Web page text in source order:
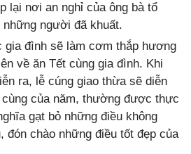
lại nơi an nghỉ của ông bà tổ
người đã khuất.
gia đình sẽ làm cơm thắp hương
về ăn Tết cùng gia đình. Khi
ra, lễ cúng giao thừa sẽ diễn
của năm, thường được thực
gạt bỏ những điều không
đón chào những điều tốt đẹp của